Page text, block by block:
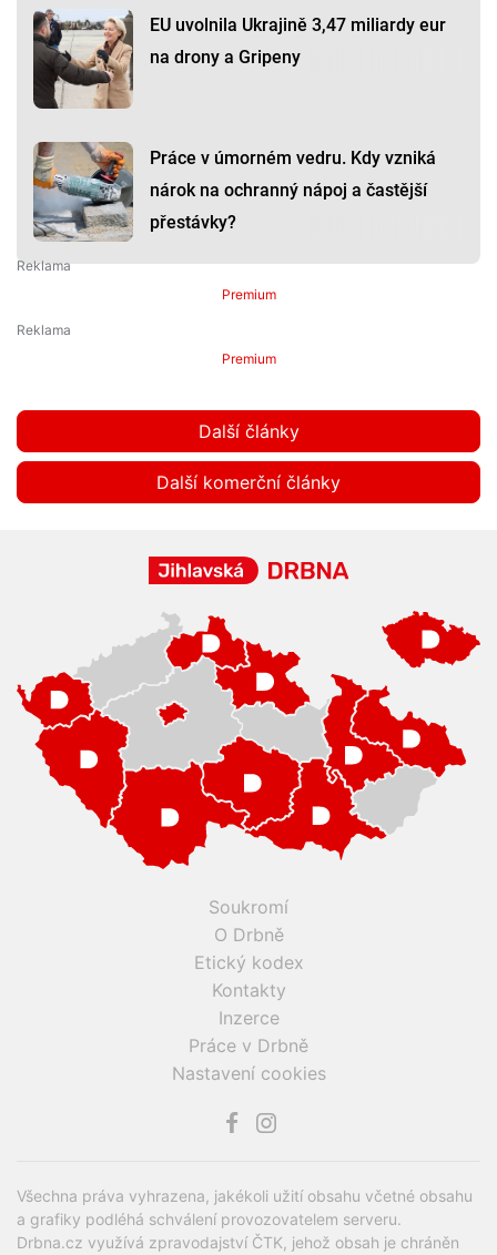
EU uvolnila Ukrajině 3,47 miliardy eur
na drony a Gripeny
Práce v úmorném vedru. Kdy vzniká
nárok na ochranný nápoj a častější
přestávky?
Premium
Premium
Další články
Další komerční články
Soukromí
O Drbně
Etický kodex
Kontakty
Inzerce
Práce v Drbně
Nastavení cookies
Všechna práva vyhrazena, jakékoli užití obsahu včetné obsahu
a grafiky podléhá schválení provozovatelem serveru.
Drbna.cz využívá zpravodajství ČTK, jehož obsah je chráněn